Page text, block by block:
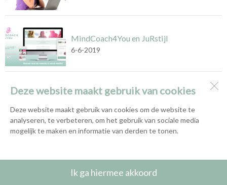
Deze website maakt gebruik van cookies
Deze website maakt gebruik van cookies om de website te
analyseren, te verbeteren, om het gebruik van sociale media
mogelijk te maken en informatie van derden te tonen.
Ik ga hiermee akkoord
MindCoach4You en JuRstijl
6-6-2019
Mindcoach4you
1741 RS Schagen
JuRstijl |Ziber DS4